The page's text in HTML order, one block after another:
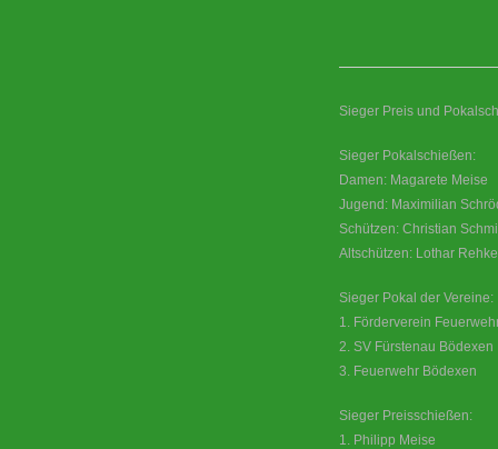
Sieger Preis und
Sieger Pokalschießen:
Damen: Magarete Meise
Jugend: Maximilian
Schützen: Christian
Altschützen: Lothar
Sieger Pokal der Vereine:
1. Förderverein
2. SV Fürstenau Bödexen
3. Feuerwehr Bödexen
Sieger Preisschießen:
1. Philipp Meise